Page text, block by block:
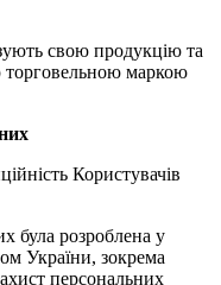
свою продукцію та
торговельною маркою
Користувачів
була розроблена у
України, зокрема
персональних